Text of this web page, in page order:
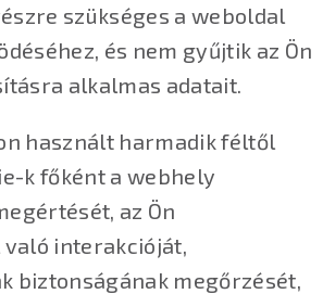
szükséges a weboldal
és nem gyűjtik az Ön
alkalmas adatait.
használt harmadik féltől
k főként a webhely
az Ön
interakcióját,
biztonságának megőrzését,